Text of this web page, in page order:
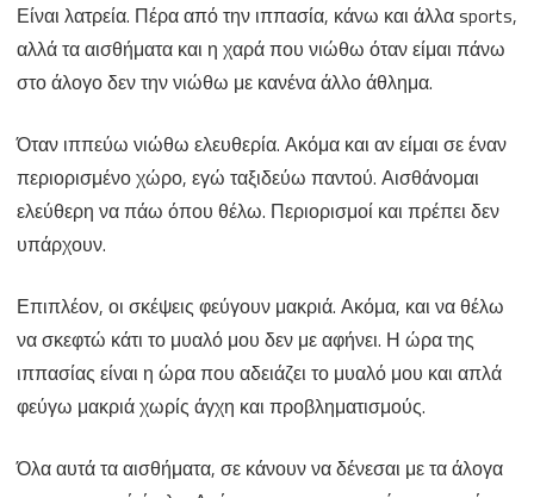
Είναι λατρεία. Πέρα από την ιππασία, κάνω και άλλα sports,
αλλά τα αισθήματα και η χαρά που νιώθω όταν είμαι πάνω
στο άλογο δεν την νιώθω με κανένα άλλο άθλημα.
Όταν ιππεύω νιώθω ελευθερία. Ακόμα και αν είμαι σε έναν
περιορισμένο χώρο, εγώ ταξιδεύω παντού. Αισθάνομαι
ελεύθερη να πάω όπου θέλω. Περιορισμοί και πρέπει δεν
υπάρχουν.
Επιπλέον, οι σκέψεις φεύγουν μακριά. Ακόμα, και να θέλω
να σκεφτώ κάτι το μυαλό μου δεν με αφήνει. Η ώρα της
ιππασίας είναι η ώρα που αδειάζει το μυαλό μου και απλά
φεύγω μακριά χωρίς άγχη και προβληματισμούς.
Όλα αυτά τα αισθήματα, σε κάνουν να δένεσαι με τα άλογα